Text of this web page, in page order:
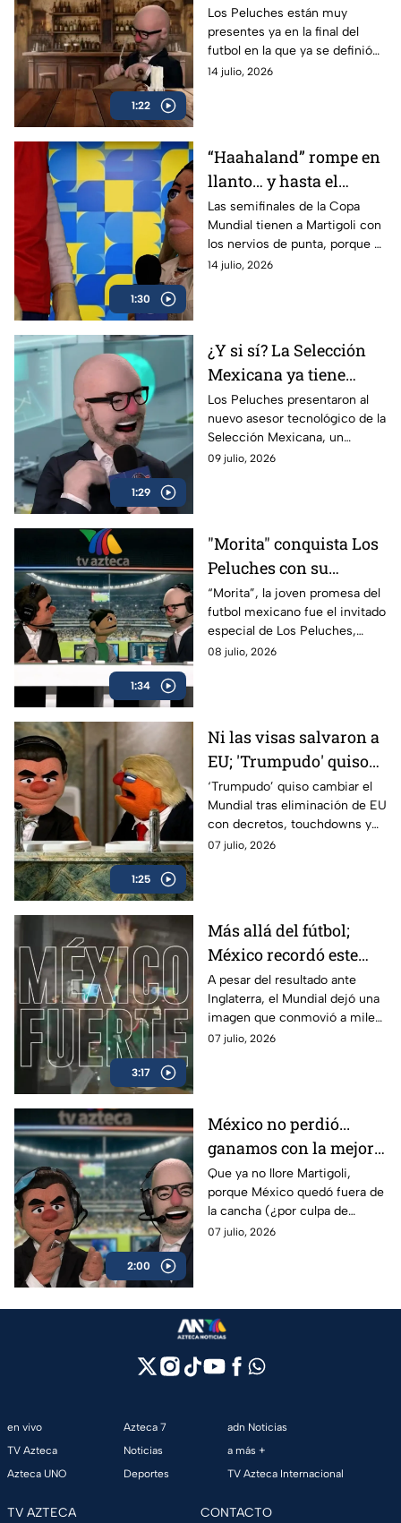
1:22
a paella!
Los Peluches están muy
presentes ya en la final del
futbol en la que ya se definió
España como uno de los
14 julio, 2026
1:30
“Haahaland” rompe en
llanto… y hasta el
estudio de los Peluches
por culpa de Inglaterra
Las semifinales de la Copa
Mundial tienen a Martigoli con
los nervios de punta, porque al
quedar fuera Noruega, será un
14 julio, 2026
1:29
¿Y si sí? La Selección
Mexicana ya tiene
nuevo asesor
tecnológico en Los
Peluches
Los Peluches presentaron al
nuevo asesor tecnológico de la
Selección Mexicana, un
personaje que promete hacer
09 julio, 2026
1:34
"Morita" conquista Los
Peluches con su
inocencia
“Morita”, la joven promesa del
futbol mexicano fue el invitado
especial de Los Peluches,
donde habló de sus inicios, su
08 julio, 2026
1:25
Ni las visas salvaron a
EU; 'Trumpudo' quiso
llegar a la Final del
Mundial por decreto y
acabó eliminado:
Peluches
‘Trumpudo’ quiso cambiar el
Mundial tras eliminación de EU
con decretos, touchdowns y
hasta amenazas de quitar
07 julio, 2026
3:17
Más allá del fútbol;
México recordó este
Mundial que juntos
seguimos siendo más
grandes
A pesar del resultado ante
Inglaterra, el Mundial dejó una
imagen que conmovió a miles
de mexicanos: un país unido
07 julio, 2026
2:00
México no perdió...
ganamos con la mejor
afición del Mundial
2026: Peluches
Que ya no llore Martigoli,
porque México quedó fuera de
la cancha (¿por culpa de
Maná?) pero la afición hizo
07 julio, 2026
en vivo
TV Azteca
Azteca UNO
Azteca 7
Noticias
Deportes
adn Noticias
a más +
TV Azteca Internacional
TV AZTECA CONTACTO